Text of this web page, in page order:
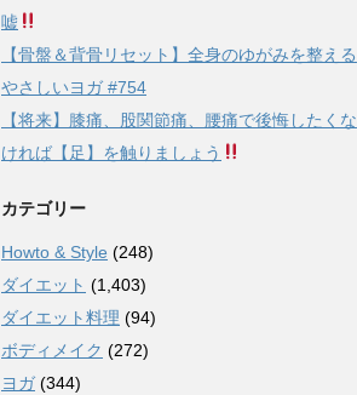
嘘
【骨盤＆背骨リセット】全身のゆがみを整える
やさしいヨガ #754
【将来】膝痛、股関節痛、腰痛で後悔したくな
ければ【足】を触りましょう
カテゴリー
Howto & Style (248)
ダイエット (1,403)
ダイエット料理 (94)
ボディメイク (272)
ヨガ(344)